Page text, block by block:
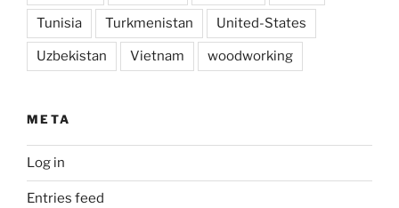
Tunisia Turkmenistan United-States
Uzbekistan Vietnam woodworking
META
Log in
Entries feed